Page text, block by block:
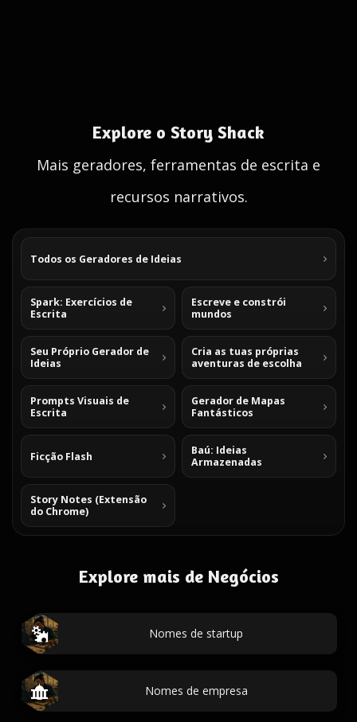
Explore o Story Shack
Mais geradores, ferramentas de escrita e
recursos narrativos.
Todos os Geradores de Ideias
Spark: Exercícios de
Escrita
Escreve e constrói
mundos
Seu Próprio Gerador de
Ideias
Cria as tuas próprias
aventuras de escolha
Prompts Visuais de
Escrita
Gerador de Mapas
Fantásticos
Ficção Flash
Baú: Ideias
Armazenadas
Story Notes (Extensão
do Chrome)
Explore mais de Negócios
Nomes de startup
Nomes de empresa